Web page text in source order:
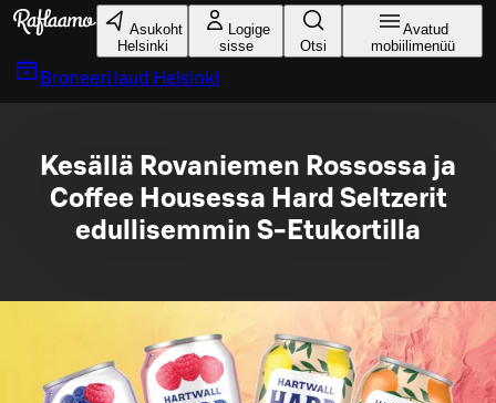
Liigu peamise sisu juurde
Asukoht
Helsinki
Logige
sisse
Otsi
Avatud
mobiilimenüü
Broneeri laud Helsinki
Kesällä Rovaniemen Rossossa ja
Coffee Housessa Hard Seltzerit
edullisemmin S-Etukortilla